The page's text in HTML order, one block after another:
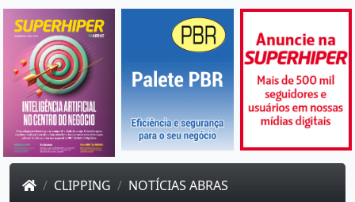
CLIPPING NOTÍCIAS ABRAS